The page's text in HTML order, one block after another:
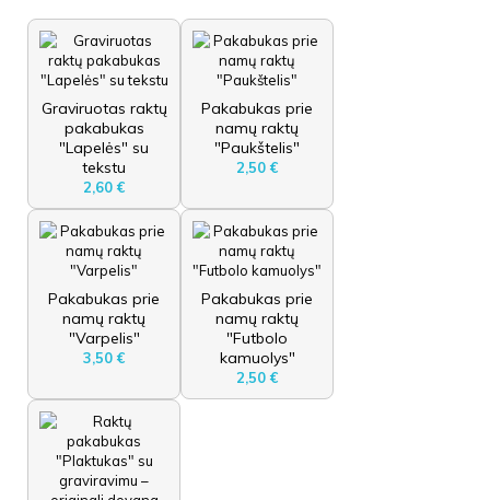
Graviruotas raktų
pakabukas
"Lapelės" su
tekstu
2,60 €
Pakabukas prie
namų raktų
"Paukštelis"
2,50 €
Pakabukas prie
namų raktų
"Varpelis"
3,50 €
Pakabukas prie
namų raktų
"Futbolo
kamuolys"
2,50 €